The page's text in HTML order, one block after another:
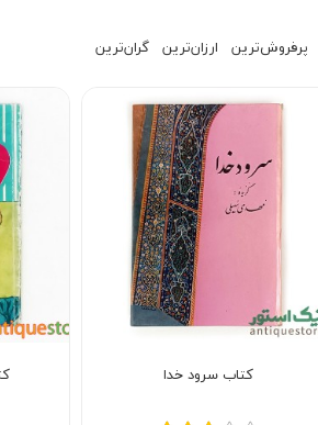
پرفروش‌ترین ارزان‌ترین گران‌ترین
کتاب سرود خدا